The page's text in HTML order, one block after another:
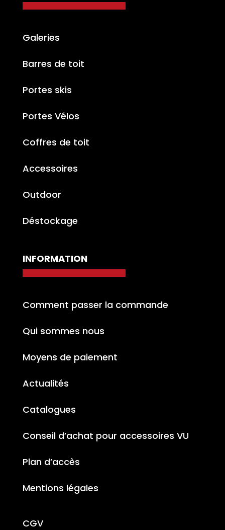
Galeries
Barres de toit
Portes skis
Portes Vélos
Coffres de toit
Accessoires
Outdoor
Déstockage
INFORMATION
Comment passer la commande
Qui sommes nous
Moyens de paiement
Actualités
Catalogues
Conseil d’achat pour accessoires VU
Plan d’accès
Mentions légales
CGV